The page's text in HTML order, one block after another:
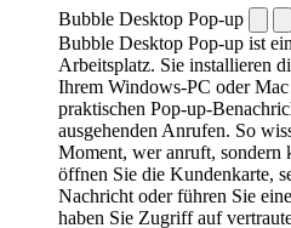
Bubble Desktop Pop-up
Bubble Desktop Pop-up ist
Arbeitsplatz. Sie installieren
Ihrem Windows-PC oder
praktischen Pop-up-
ausgehenden Anrufen. So
Moment, wer anruft, sondern
öffnen Sie die Kundenkarte,
Nachricht oder führen Sie
haben Sie Zugriff auf